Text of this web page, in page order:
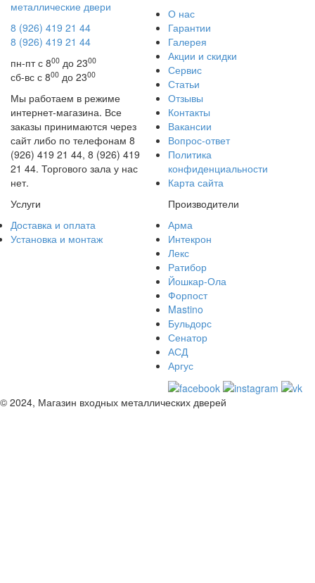
8 (926) 419 21 44
8 (926) 419 21 44
пн-пт с 800 до 2300
сб-вс с 800 до 2300
Мы работаем в режиме
интернет-магазина. Все
заказы принимаются через
сайт либо по телефонам 8
(926) 419 21 44, 8 (926) 419
21 44. Торгового зала у нас
нет.
О нас
Гарантии
Галерея
Акции и скидки
Сервис
Статьи
Отзывы
Контакты
Вакансии
Вопрос-ответ
Политика
конфиденциальности
Карта сайта
Услуги
Доставка и оплата
Установка и монтаж
Производители
Арма
Интекрон
Лекс
Ратибор
Йошкар-Ола
Форпост
Mastino
Бульдорс
Сенатор
АСД
Аргус
© 2024, Магазин входных металлических дверей